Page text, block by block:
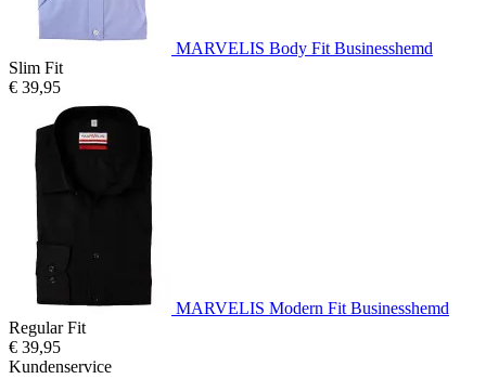
MARVELIS Body Fit Businesshemd
Slim Fit
€ 39,95
MARVELIS Modern Fit Businesshemd
Regular Fit
€ 39,95
Kundenservice